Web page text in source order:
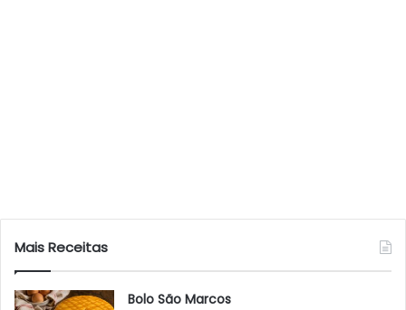
Mais Receitas
Bolo São Marcos